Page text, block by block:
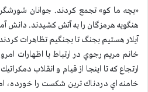
«بچه ما کو» تجمع کردند. جوانان
هنگویه هرمزگان را به آتش کشیدند. دانش
آیلار هستیم بجنگ تا بجنگیم تظاهرات
خانم مريم رجوي در ارتباط با اظهارات
ارتجاع كه تا اينجا از قيام و انقلاب
خامنه اي دردناك ترين شكست را خورده،